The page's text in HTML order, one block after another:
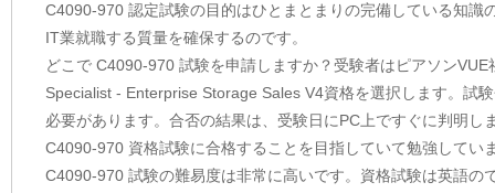
C4090-970 認定試験の目的はひとまとまりの完備している知
IT業就職する質量を確保するのです。
どこで C4090-970 試験を申請しますか？受験者はピアソン
Specialist - Enterprise Storage Sales V4資格を選択します。試
必要があります。合否の結果は、受験日にPC上ですぐに判明し
C4090-970 資格試験に合格することを目指していて勉強してい
C4090-970 試験の難易度は非常に高いです。資格試験は英語